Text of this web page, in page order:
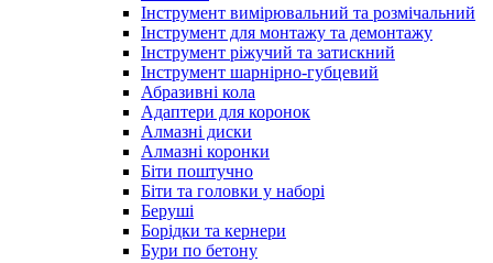
Інструмент вимірювальний та розмічальний
Інструмент для монтажу та демонтажу
Інструмент ріжучий та затискний
Інструмент шарнірно-губцевий
Абразивні кола
Адаптери для коронок
Алмазні диски
Алмазні коронки
Біти поштучно
Біти та головки у наборі
Беруші
Борідки та кернери
Бури по бетону